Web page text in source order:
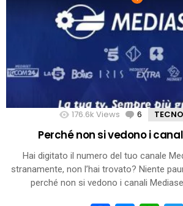
176.6k Views 6
Perché non si vedono i
Hai digitato il numero del tuo canale
stranamente, non l’hai trovato? Niente
perché non si vedono i canali